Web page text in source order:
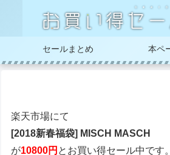
セールまとめ
楽天市場にて
[2018新春福袋] MISCH MASCH
が10800円 とお買い得セール中です。